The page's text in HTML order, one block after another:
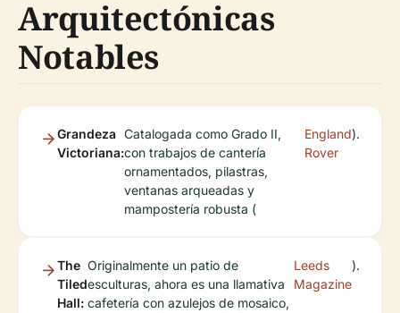
Arquitectónicas
Notables
Grandeza
Victoriana:
Catalogada como Grado II,
con trabajos de cantería
ornamentados, pilastras,
ventanas arqueadas y
mampostería robusta (
England
Rover
).
The
Tiled
Hall:
Originalmente un patio de
esculturas, ahora es una llamativa
cafetería con azulejos de mosaico,
Leeds
Magazine
).